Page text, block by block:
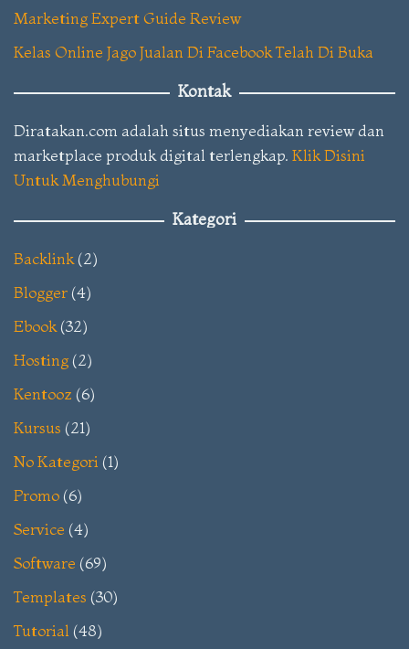
Marketing Expert Guide Review
Kelas Online Jago Jualan Di Facebook Telah Di Buka
Kontak
Diratakan.com adalah situs menyediakan review dan
marketplace produk digital terlengkap. Klik Disini
Untuk Menghubungi
Kategori
Backlink(2)
Blogger(4)
Ebook(32)
Hosting(2)
Kentooz (6)
Kursus (21)
No Kategori (1)
Promo(6)
Service (4)
Software (69)
Templates (30)
Tutorial (48)